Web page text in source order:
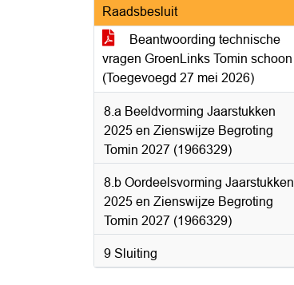
Raadsbesluit
Beantwoording technische
vragen GroenLinks Tomin schoon
(Toegevoegd 27 mei 2026)
8.a Beeldvorming Jaarstukken
2025 en Zienswijze Begroting
Tomin 2027 (1966329)
8.b Oordeelsvorming Jaarstukken
2025 en Zienswijze Begroting
Tomin 2027 (1966329)
9 Sluiting